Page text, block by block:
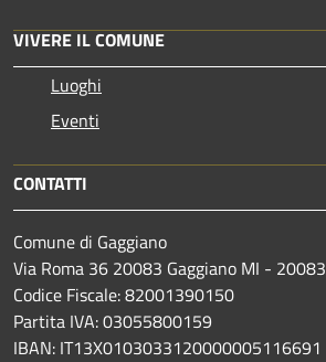
VIVERE IL COMUNE
Luoghi
Eventi
CONTATTI
Comune di Gaggiano
Via Roma 36 20083 Gaggiano MI - 20083
Codice Fiscale: 82001390150
Partita IVA: 03055800159
IBAN: IT13X0103033120000005116691